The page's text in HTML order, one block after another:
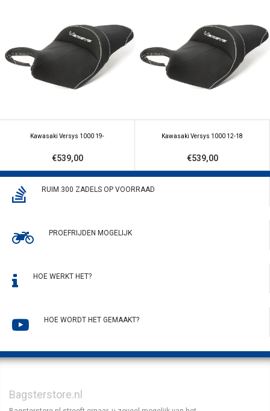
Kawasaki Versys 1000 19-
€539,00
Kawasaki Versys 1000 12-18
€539,00
RUIM 300 ZADELS OP VOORRAAD
PROEFRIJDEN MOGELIJK
HOE WERKT HET?
HOE WORDT HET GEMAAKT?
Bagsterstore.nl